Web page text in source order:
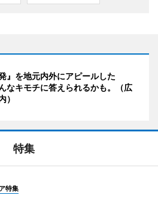
』を地元内外にアピールした
なキモチに答えられるかも。（広
）
特集
特集